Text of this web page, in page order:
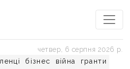
бізнес війна
гранти
четвер, 6 серпня 2026 р.